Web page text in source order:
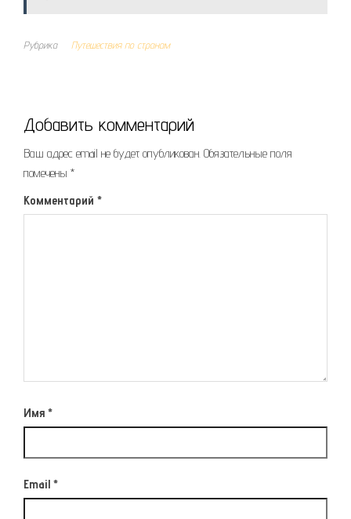
Рубрика Путешествия по странам
Добавить комментарий
Ваш адрес email не будет опубликован. Обязательные поля
помечены *
Комментарий *
Имя *
Email *